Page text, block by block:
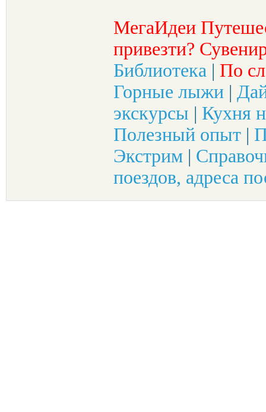
МегаИдеи
привезти?
Библиотека | По
Горные лыжи |
экскурсы | Кухня
Полезный опыт |
Экстрим |
поездов, адреса